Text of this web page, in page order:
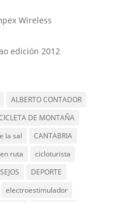
Wireless
edición 2012
ALBERTO CONTADOR
DE MONTAÑA
la sal
CANTABRIA
ruta
cicloturista
DEPORTE
electroestimulador